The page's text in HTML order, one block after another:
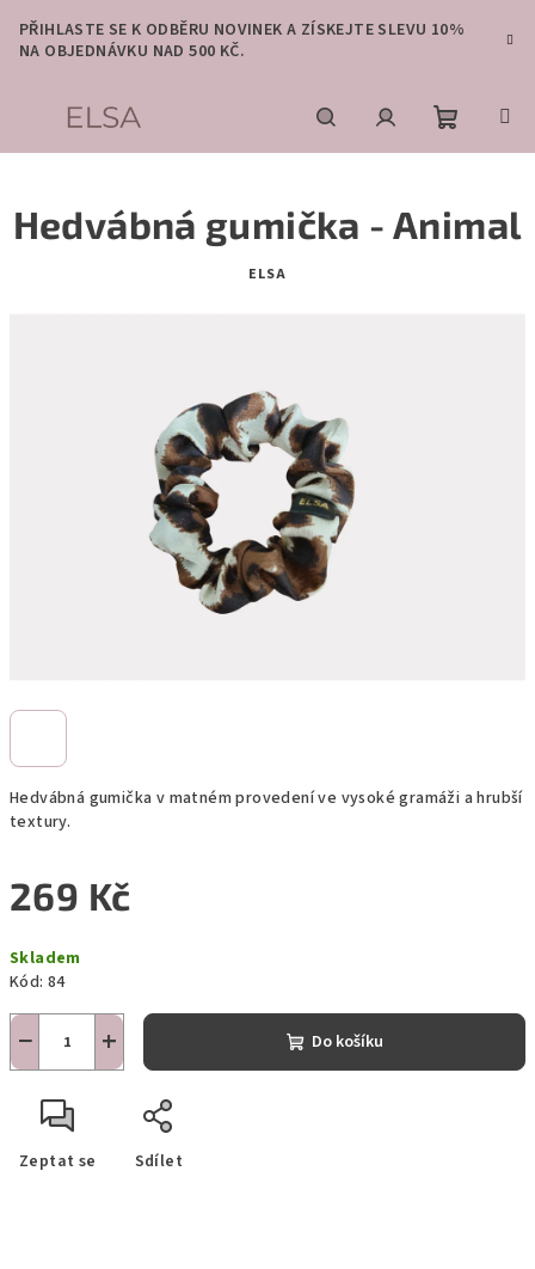
obsah
PŘIHLASTE SE K ODBĚRU NOVINEK A ZÍSKEJTE SLEVU 10%
NA OBJEDNÁVKU NAD 500 KČ.
HledatPřihlášeníNákupní
košík
Hedvábná gumička v matném provedení ve vysoké gramáži a hrubší
textury.
269 Kč
cena:
Skladem
Kód: 84
+
− Do košíku
Zeptat se Sdílet
Hedvábná gumička - Animal
ELSA